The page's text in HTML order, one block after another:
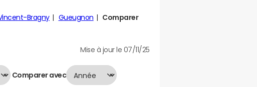
Bragny Gueugnon
Comparer
Mise à jour le 07/11/25
Comparer avec